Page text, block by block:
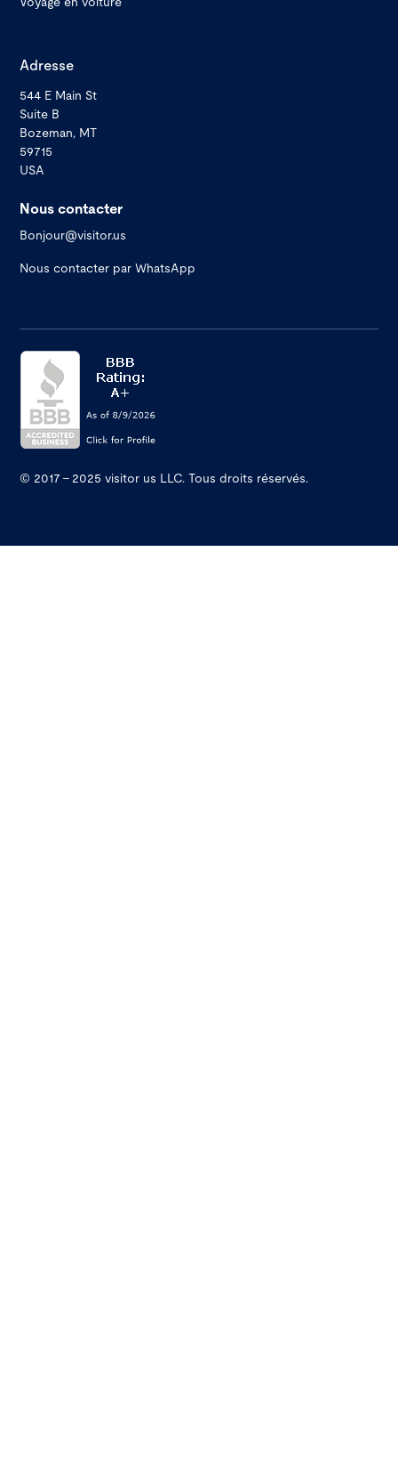
Voyage en voiture
Adresse
544 E Main St
Suite B
Bozeman, MT
59715
USA
Nous contacter
Bonjour@visitor.us
Nous contacter par WhatsApp
© 2017 - 2025 visitor us LLC. Tous droits réservés.